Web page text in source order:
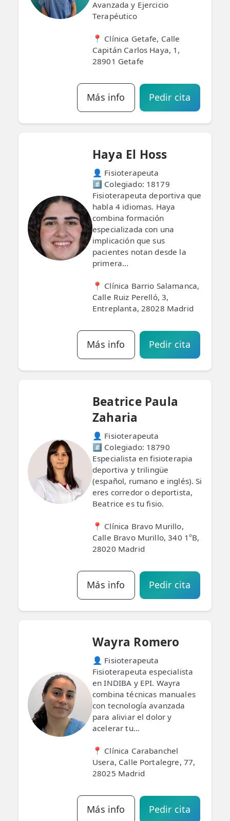
Avanzada y Ejercicio
Terapéutico
📍 Clínica Getafe, Calle
Capitán Carlos Haya, 1,
28901 Getafe
Más info Pedir cita
Haya El Hoss
👤 Fisioterapeuta
#️⃣ Colegiado: 18179
Fisioterapeuta deportiva que
habla 4 idiomas. Haya
combina formación
especializada con una
implicación que sus
pacientes notan desde la
primera...
📍 Clínica Barrio Salamanca,
Calle Ruiz Perelló, 3,
Entreplanta, 28028 Madrid
Más info Pedir cita
Beatrice Paula
Zaharia
👤 Fisioterapeuta
#️⃣ Colegiado: 18790
Especialista en fisioterapia
deportiva y trilingüe
(español, rumano e inglés). Si
eres corredor o deportista,
Beatrice es tu fisio.
📍 Clínica Bravo Murillo,
Calle Bravo Murillo, 340 1ºB,
28020 Madrid
Más info Pedir cita
Wayra Romero
👤 Fisioterapeuta
Fisioterapeuta especialista
en INDIBA y EPI. Wayra
combina técnicas manuales
con tecnología avanzada
para aliviar el dolor y
acelerar tu...
📍 Clínica Carabanchel
Usera, Calle Portalegre, 77,
28025 Madrid
Más info Pedir cita